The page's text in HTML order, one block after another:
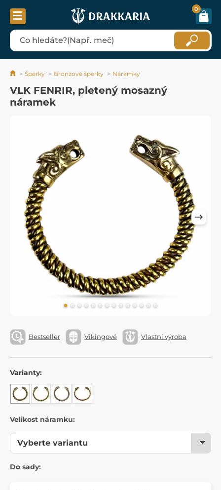
0
Šperky Bronzové šperky Náramky
VLK FENRIR, pletený mosazný
náramek
Bestseller Vikingové Vlastní výroba
Varianty:
Velikost náramku:
Do sady: